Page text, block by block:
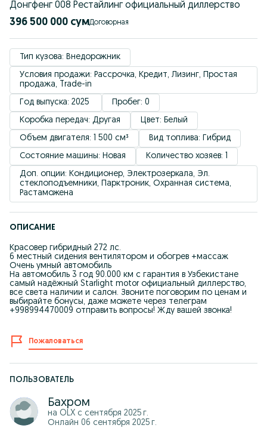
Донгфенг 008 Рестайлинг официальный диллерство
396 500 000 сум Договорная
Тип кузова: Внедорожник
Условия продажи: Рассрочка, Кредит, Лизинг, Простая
продажа, Trade-in
Год выпуска: 2025
Пробег: 0
Коробка передач: Другая
Цвет: Белый
Объем двигателя: 1 500 см³
Вид топлива: Гибрид
Состояние машины: Новая
Количество хозяев: 1
Доп. опции: Кондиционер, Электрозеркала, Эл.
стеклоподъемники, Парктроник, Охранная система,
Растаможена
ОПИСАНИЕ
Красовер гибридный 272 лс.
6 местный сидения вентилятором и обогрев +массаж
Очень умный автомобиль
На автомобиль 3 год 90.000 км с гарантия в Узбекистане
самый надёжный Starlight motor официальный диллерство,
все света наличии и салон. Звоните поговорим по ценам и
выбирайте бонусы, даже можете через телеграм
+998994470009 отправить вопросы! Жду вашей звонка!
Пожаловаться
ПОЛЬЗОВАТЕЛЬ
Бахром
на OLX с сентября 2025 г.
Онлайн 06 сентября 2025 г.